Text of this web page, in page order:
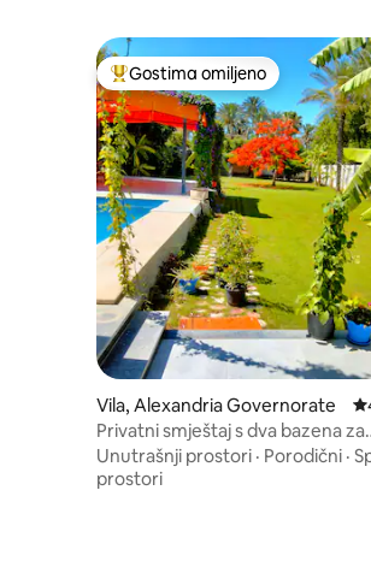
Najuspešniji među gostima
Gostima omiljeno
Vila, Alexandria Governorate
Privatni smještaj s dva bazena za
porodice .
Unutrašnji prostori · Porodični ·
prostori